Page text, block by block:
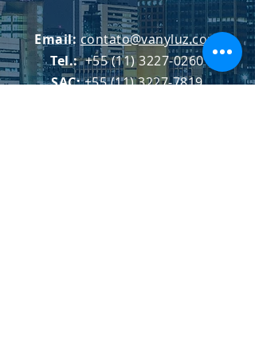
Email: contato@vanyluz.com
Tel.: +55 (11) 3227-0260
SAC: +55 (11) 3227-7819